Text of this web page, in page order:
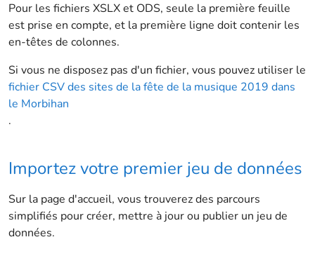
Pour les fichiers XSLX et ODS, seule la première feuille
est prise en compte, et la première ligne doit contenir les
en-têtes de colonnes.
Si vous ne disposez pas d'un fichier, vous pouvez utiliser le
fichier CSV des sites de la fête de la musique 2019 dans
le Morbihan
.
Importez votre premier jeu de données
Sur la page d'accueil, vous trouverez des parcours
simplifiés pour créer, mettre à jour ou publier un jeu de
données.